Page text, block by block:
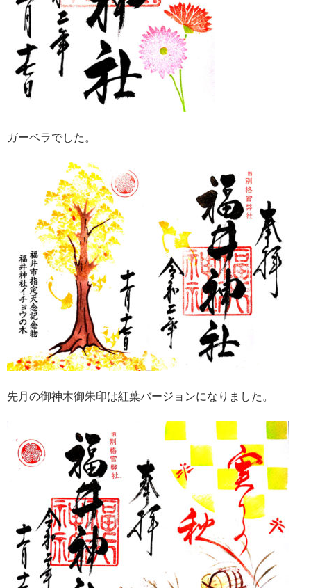
ガーベラでした。
先月の御神木御朱印は紅葉バージョンになりました。